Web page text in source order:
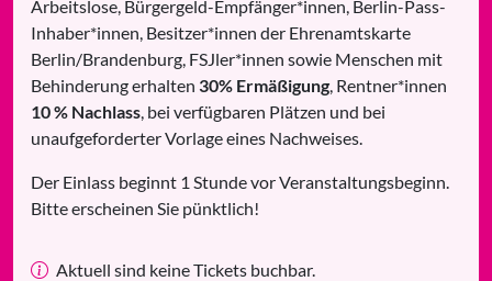
Arbeitslose, Bürgergeld-Empfänger*innen, Berlin-Pass-
Inhaber*innen, Besitzer*innen der Ehrenamtskarte
Berlin/Brandenburg, FSJler*innen sowie Menschen mit
Behinderung erhalten 30% Ermäßigung, Rentner*innen
10 % Nachlass, bei verfügbaren Plätzen und bei
unaufgeforderter Vorlage eines Nachweises.
Der Einlass beginnt 1 Stunde vor Veranstaltungsbeginn.
Bitte erscheinen Sie pünktlich!
Aktuell sind keine Tickets buchbar.